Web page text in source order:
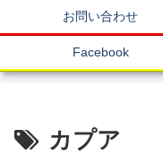
お問い合わせ
Facebook
カプア